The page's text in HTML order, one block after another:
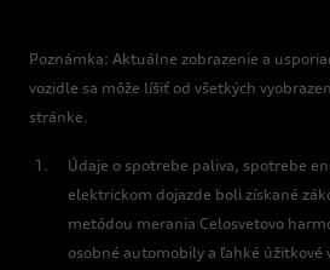
Poznámka: Aktuálne zobrazenie a
vozidle sa môže líšiť od všetkých
stránke.
Údaje o spotrebe paliva, spotrebe
elektrickom dojazde boli získané
metódou merania Celosvetovo
osobné automobily a ľahké úžitkové